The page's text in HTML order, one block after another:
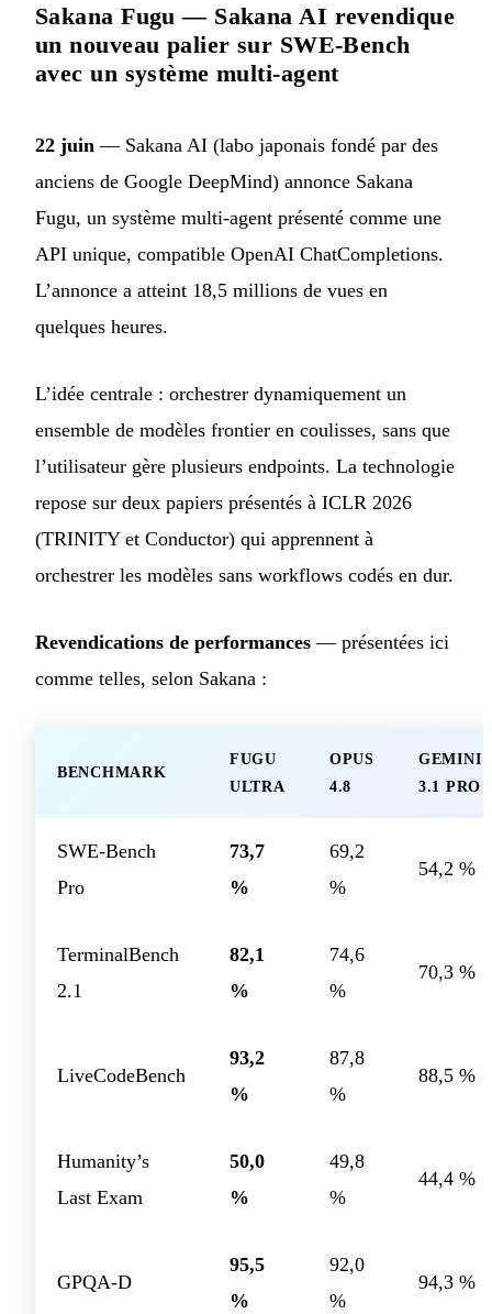
Sakana Fugu — Sakana AI revendique
un nouveau palier sur SWE-Bench
avec un système multi-agent
22 juin — Sakana AI (labo japonais fondé par des
anciens de Google DeepMind) annonce Sakana
Fugu, un système multi-agent présenté comme une
API unique, compatible OpenAI ChatCompletions.
L’annonce a atteint 18,5 millions de vues en
quelques heures.
L’idée centrale : orchestrer dynamiquement un
ensemble de modèles frontier en coulisses, sans que
l’utilisateur gère plusieurs endpoints. La technologie
repose sur deux papiers présentés à ICLR 2026
(TRINITY et Conductor) qui apprennent à
orchestrer les modèles sans workflows codés en dur.
Revendications de performances — présentées ici
comme telles, selon Sakana :
BENCHMARK
FUGU
ULTRA
OPUS
4.8
GEMINI
3.1 PRO
SWE-Bench
Pro
73,7
%
69,2
%
54,2 %
TerminalBench
2.1
82,1
%
74,6
%
70,3 %
LiveCodeBench
93,2
%
87,8
%
88,5 %
Humanity’s
Last Exam
50,0
%
49,8
%
44,4 %
GPQA-D
95,5
%
92,0
%
94,3 %